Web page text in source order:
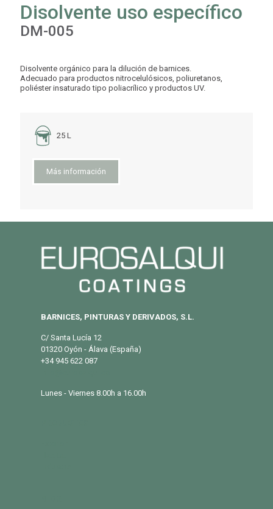
Disolvente uso específico
DM-005
Disolvente orgánico para la dilución de barnices.
Adecuado para productos nitrocelulósicos, poliuretanos,
poliéster insaturado tipo poliacrílico y productos UV.
25 L
Más información
BARNICES, PINTURAS Y DERIVADOS, S.L.
C/ Santa Lucía 12
01320 Oyón - Álava (España)
+34 945 622 087
Lunes - Viernes 8.00h a 16.00h